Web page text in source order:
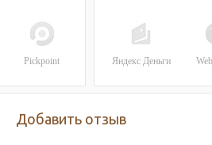
Pickpoint Яндекс Деньги
Добавить отзыв